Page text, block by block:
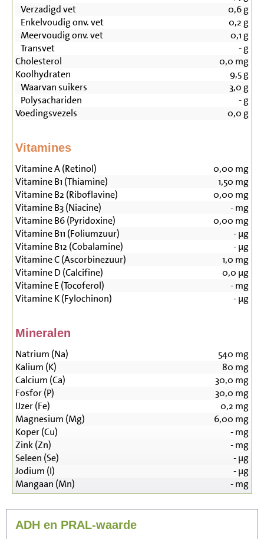
Verzadigd vet
0,6g
Enkelvoudig onv. vet
0,2 g
Meervoudig onv. vet
0,1 g
Transvet
-g
Cholesterol
0,0 mg
Koolhydraten
9,5g
Waarvan suikers
3,0 g
Polysachariden
-g
Voedingsvezels
0,0 g
Vitamines
Vitamine A (Retinol) 0,00 mg
Vitamine B1 (Thiamine)
1,50 mg
Vitamine B2 (Riboflavine)
0,00 mg
Vitamine B3 (Niacine)
-mg
Vitamine B6 (Pyridoxine)
0,00 mg
Vitamine B11 (Foliumzuur)
-µg
Vitamine B12 (Cobalamine)
-µg
Vitamine C (Ascorbinezuur)
1,0 mg
Vitamine D (Calcifine)
0,0 µg
Vitamine E (Tocoferol)
-mg
Vitamine K (Fylochinon)
-µg
Mineralen
Natrium (Na) 540 mg
Kalium (K)
80 mg
Calcium (Ca)
30,0 mg
Fosfor (P)
30,0 mg
IJzer (Fe)
0,2 mg
Magnesium (Mg)
6,00 mg
Koper (Cu)
-mg
Zink (Zn)
-mg
Seleen (Se)
-µg
Jodium (I)
-µg
Mangaan (Mn)
-mg
ADH en PRAL-waarde